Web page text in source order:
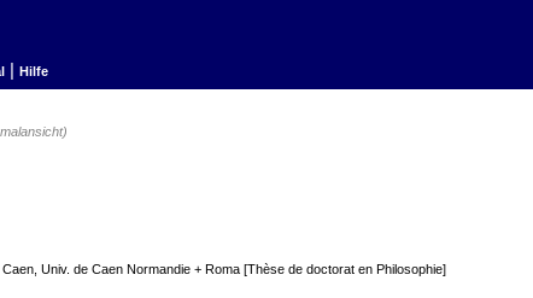
| Hilfe
Univ. de Caen Normandie + Roma [Thèse de doctorat en Philosophie]